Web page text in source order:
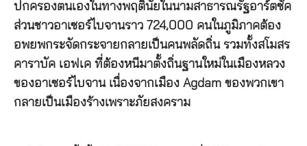
ปกครองตนเองในทางพฤตินัยในนามสาธารณรัฐอาร์ตซัค
ส่วนชาวอาเซอร์ไบจานราว 724,000 คนในภูมิภาคต้อง
อพยพกระจัดกระจายกลายเป็นคนพลัดถิ่น รวมทั้งสโมสร
คาราบัค เอฟเค ที่ต้องหนีมาตั้งถิ่นฐานใหม่ในเมืองหลวง
ของอาเซอร์ไบจาน เนื่องจากเมือง Agdam ของพวกเขา
กลายเป็นเมืองร้างเพราะภัยสงคราม